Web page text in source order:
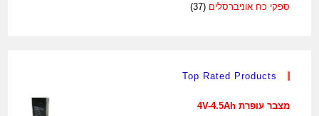
ספקי כח אוניברסלים (37)
Top Rated Products
מצבר עופרת 4V-4.5Ah